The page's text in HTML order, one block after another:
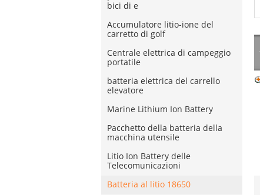
bici di e
Accumulatore litio-ione del
carretto di golf
Centrale elettrica di campeggio
portatile
batteria elettrica del carrello
elevatore
Marine Lithium Ion Battery
Pacchetto della batteria della
macchina utensile
Litio Ion Battery delle
Telecomunicazioni
Batteria al litio 18650